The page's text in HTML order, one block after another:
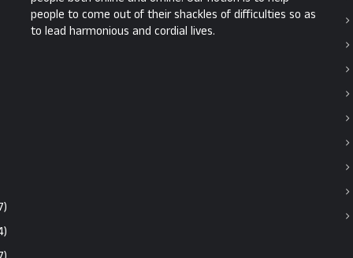
people to come out of their shackles of difficulties so as
to lead harmonious and cordial lives.